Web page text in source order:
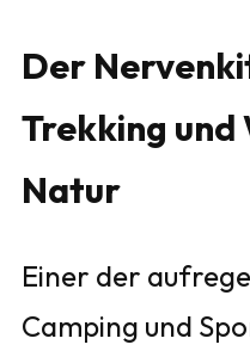
Der
Trekking und
Natur
Einer der
Camping und